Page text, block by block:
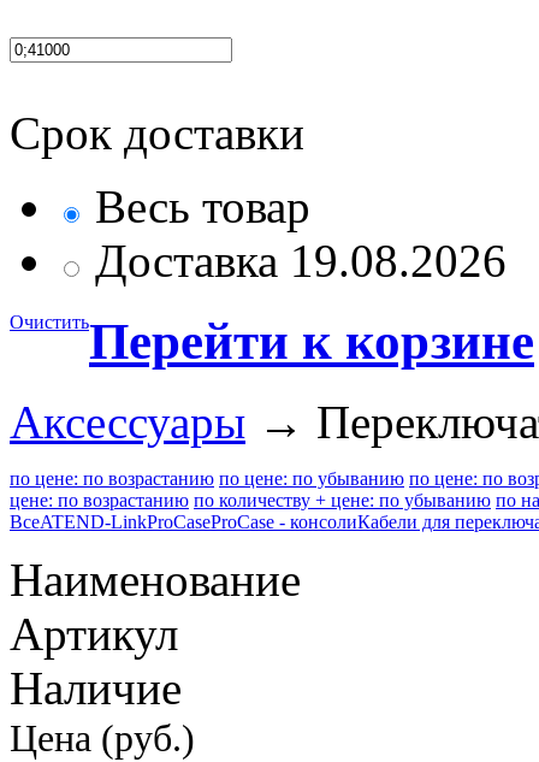
Срок доставки
Весь товар
Доставка 19.08.2026
ОчиститьПерейти к корзине
Аксессуары →
по цене: по возрастанию по цене: по убыванию по цене: по
цене: по возрастанию по количеству + цене: по убыванию по
ВсеATEND-LinkProCaseProCase - консолиКабели для
Наименование
Артикул
Наличие
Цена (руб.)